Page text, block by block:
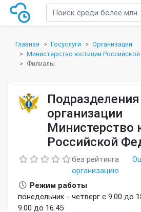
Главная Госуслуги
Организации
Министерство юстиции
Филиалы
Подразделения
организации
Министерство
Российской
без рейтинга
организацию
Режим работы
понедельник - четверг с 9.00 до
9.00 до 16.45